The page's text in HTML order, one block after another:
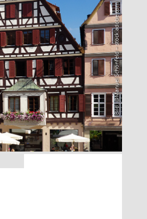
Bild: @Manuel Schönfeld – stock.adobe.com